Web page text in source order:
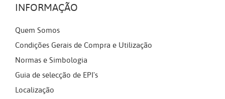
INFORMAÇÃO
Quem Somos
Condições Gerais de Compra e Utilização
Normas e Simbologia
Guia de selecção de EPI's
Localização